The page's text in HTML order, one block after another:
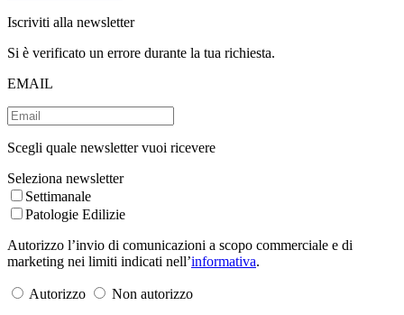
Iscriviti alla newsletter
Si è verificato un errore durante la tua richiesta.
EMAIL
Scegli quale newsletter vuoi ricevere
Seleziona newsletter
Settimanale
Patologie Edilizie
Autorizzo l’invio di comunicazioni a scopo commerciale e di
marketing nei limiti indicati nell’informativa.
Autorizzo
Non autorizzo